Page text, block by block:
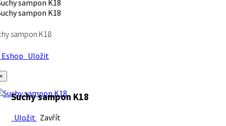
sampon K18
Uložit
Suchy sampon K18
Uložit Zavřít